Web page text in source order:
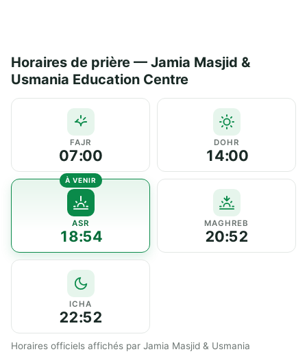
Horaires de prière — Jamia Masjid &
Usmania Education Centre
FAJR
07:00
DOHR
14:00
ASR
18:54
MAGHREB
20:52
ICHA
22:52
Horaires officiels affichés par Jamia Masjid & Usmania